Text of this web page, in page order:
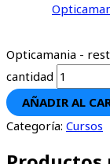
Opticamania -
cantidad
AÑADIR AL
Categoría: Cursos